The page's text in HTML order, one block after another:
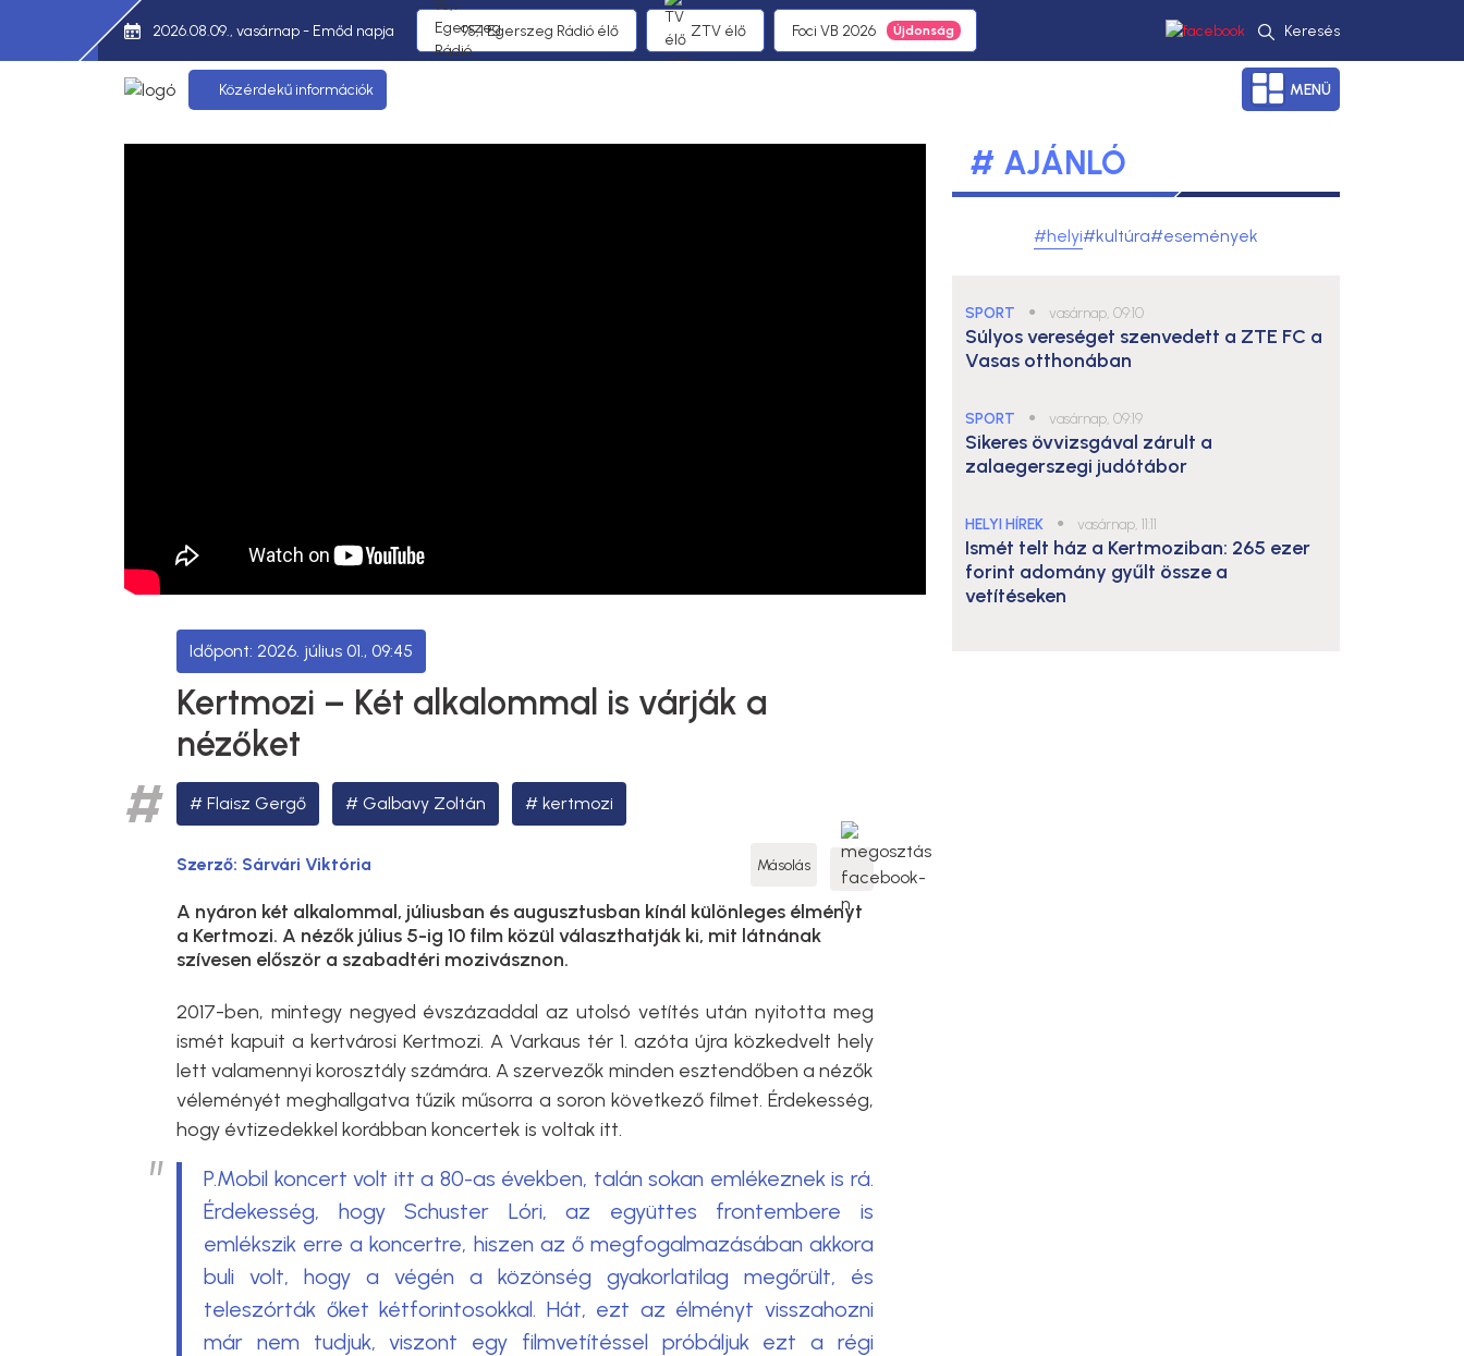
2026.08.09., vasárnap - Emőd napja 95,1 Egerszeg Rádió élő ZTV élő Foci VB 2026 Keresés
Közérdekű információk MENÜ
2026. július 01., 09:45
Kertmozi – Két alkalommal is várják a
nézőket
Flaisz Gergő Galbavy Zoltán kertmozi
Szerző: Sárvári Viktória Másolás
A nyáron két alkalommal, júliusban és augusztusban kínál különleges élményt
a Kertmozi. A nézők július 5-ig 10 film közül választhatják ki, mit látnának
szívesen először a szabadtéri mozivásznon.
2017-ben, mintegy negyed évszázaddal az utolsó vetítés után nyitotta meg
ismét kapuit a kertvárosi Kertmozi. A Varkaus tér 1. azóta újra közkedvelt hely
lett valamennyi korosztály számára. A szervezők minden esztendőben a nézők
véleményét meghallgatva tűzik műsorra a soron következő filmet. Érdekesség,
hogy évtizedekkel korábban koncertek is voltak itt.
P.Mobil koncert volt itt a 80-as években, talán sokan emlékeznek is rá.
Érdekesség, hogy Schuster Lóri, az együttes frontembere is
emlékszik erre a koncertre, hiszen az ő megfogalmazásában akkora
buli volt, hogy a végén a közönség gyakorlatilag megőrült, és
teleszórták őket kétforintosokkal. Hát, ezt az élményt visszahozni
már nem tudjuk, viszont egy filmvetítéssel próbáljuk ezt a régi
# AJÁNLÓ
#helyi#kultúra#események
SPORT ● vasárnap, 09:10
Súlyos vereséget szenvedett a ZTE FC a
Vasas otthonában
SPORT ● vasárnap, 09:19
Sikeres övvizsgával zárult a
zalaegerszegi judótábor
HELYI HÍREK ● vasárnap, 11:11
Ismét telt ház a Kertmoziban: 265 ezer
forint adomány gyűlt össze a
vetítéseken